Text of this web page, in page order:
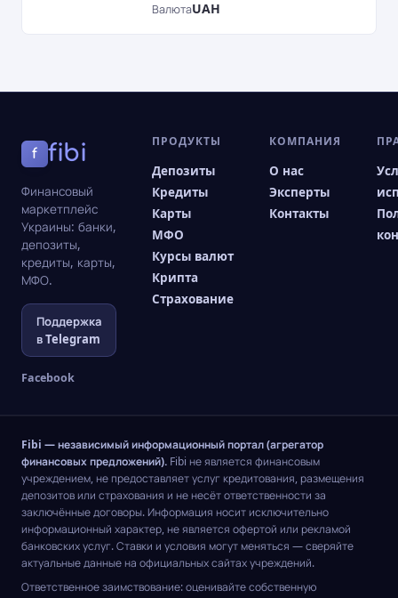
ВалютаUAH
f fibi
Финансовый
маркетплейс
Украины: банки,
депозиты,
кредиты, карты,
МФО.
Поддержка
в Telegram
Facebook
ПРОДУКТЫ
Депозиты
Кредиты
Карты
МФО
Курсы валют
Крипта
Страхование
КОМПАНИЯ
О нас
Эксперты
Контакты
Fibi — независимый информационный портал (агрегатор
финансовых предложений). Fibi не является финансовым
учреждением, не предоставляет услуг кредитования, размещения
депозитов или страхования и не несёт ответственности за
заключённые договоры. Информация носит исключительно
информационный характер, не является офертой или рекламой
банковских услуг. Ставки и условия могут меняться — сверяйте
актуальные данные на официальных сайтах учреждений.
Ответственное заимствование: оценивайте собственную